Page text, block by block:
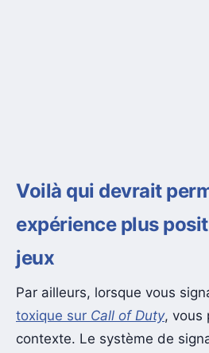
Voilà qui devrait
expérience plus
jeux
Par ailleurs, lorsque vous
toxique sur Call of Duty, vous
contexte. Le système de